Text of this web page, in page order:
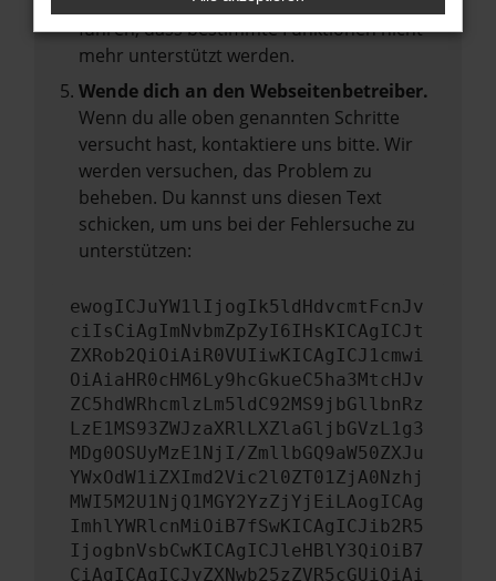
führen, dass bestimmte Funktionen nicht
mehr unterstützt werden.
Wende dich an den Webseitenbetreiber.
Wenn du alle oben genannten Schritte
versucht hast, kontaktiere uns bitte. Wir
werden versuchen, das Problem zu
beheben. Du kannst uns diesen Text
schicken, um uns bei der Fehlersuche zu
unterstützen:
ewogICJuYW1lIjogIk5ldHdvcmtFcnJv
ciIsCiAgImNvbmZpZyI6IHsKICAgICJt
ZXRob2QiOiAiR0VUIiwKICAgICJ1cmwi
OiAiaHR0cHM6Ly9hcGkueC5ha3MtcHJv
ZC5hdWRhcmlzLm5ldC92MS9jbGllbnRz
LzE1MS93ZWJzaXRlLXZlaGljbGVzL1g3
MDg0OSUyMzE1NjI/ZmllbGQ9aW50ZXJu
YWxOdW1iZXImd2Vic2l0ZT01ZjA0Nzhj
MWI5M2U1NjQ1MGY2YzZjYjEiLAogICAg
ImhlYWRlcnMiOiB7fSwKICAgICJib2R5
IjogbnVsbCwKICAgICJleHBlY3QiOiB7
CiAgICAgICJyZXNwb25zZVR5cGUiOiAi